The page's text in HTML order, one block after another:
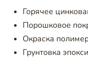
Горячее
Порошковое
Окраска
Грунтовка